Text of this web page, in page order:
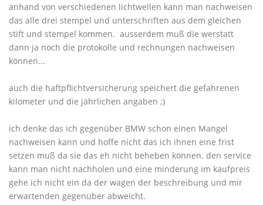
anhand von verschiedenen lichtwellen kann man nachweisen
das alle drei stempel und unterschriften aus dem gleichen
stift und stempel kommen. ausserdem muß die werstatt
dann ja noch die protokolle und rechnungen nachweisen
können...
auch die haftpflichtversicherung speichert die gefahrenen
kilometer und die jährlichen angaben ;)
ich denke das ich gegenüber BMW schon einen Mangel
nachweisen kann und hoffe nicht das ich ihnen eine frist
setzen muß da sie das eh nicht beheben können. den service
kann man nicht nachholen und eine minderung im kaufpreis
gehe ich nicht ein da der wagen der beschreibung und mir
erwartenden gegenüber abweicht.